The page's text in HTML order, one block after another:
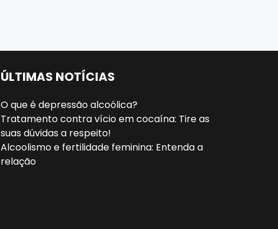
ÚLTIMAS NOTÍCIAS
O que é depressão alcoólica?
Tratamento contra vício em cocaína: Tire as
suas dúvidas a respeito!
Alcoolismo e fertilidade feminina: Entenda a
relação